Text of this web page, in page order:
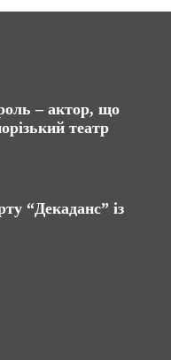
– актор, що
театр
“Декаданс” із